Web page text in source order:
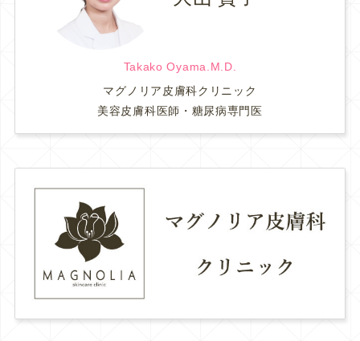
Takako Oyama.M.D.
マグノリア皮膚科クリニック
美容皮膚科医師・糖尿病専門医